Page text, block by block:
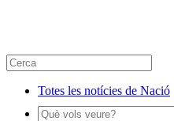
Totes les notícies de Nació